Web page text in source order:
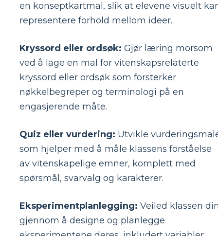
en konseptkartmal, slik at elevene visuelt
representere forhold mellom ideer.
Kryssord eller ordsøk: Gjør læring morsom
ved å lage en mal for vitenskapsrelaterte
kryssord eller ordsøk som forsterker
nøkkelbegreper og terminologi på en
engasjerende måte.
Quiz eller vurdering: Utvikle
som hjelper med å måle klassens forståelse
av vitenskapelige emner, komplett med
spørsmål, svarvalg og karakterer.
Eksperimentplanlegging: Veiled klassen
gjennom å designe og planlegge